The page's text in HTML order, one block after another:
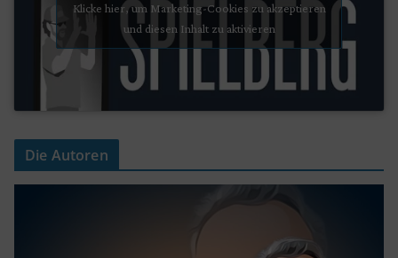
Klicke hier, um Marketing-Cookies zu akzeptieren
und diesen Inhalt zu aktivieren
Die Autoren